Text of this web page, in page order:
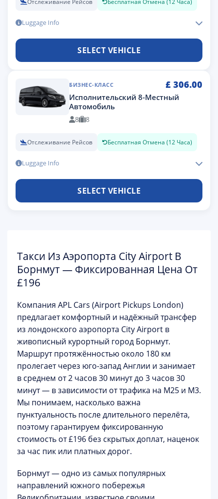
Отслеживание Рейсов Бесплатная Отмена (12 Часа)
Luggage Info
SELECT VEHICLE
БИЗНЕС-КЛАСС £ 306.00
Исполнительский 8-Местный
Автомобиль
8 8
Отслеживание Рейсов Бесплатная Отмена (12 Часа)
Luggage Info
SELECT VEHICLE
Такси Из Аэропорта City Airport В
Борнмут — Фиксированная Цена От
£196
Компания APL Cars (Airport Pickups London)
предлагает комфортный и надёжный трансфер
из лондонского аэропорта City Airport в
живописный курортный город Борнмут.
Маршрут протяжённостью около 180 км
пролегает через юго-запад Англии и занимает
в среднем от 2 часов 30 минут до 3 часов 30
минут — в зависимости от трафика на M25 и M3.
Мы понимаем, насколько важна
пунктуальность после длительного перелёта,
поэтому гарантируем фиксированную
стоимость от £196 без скрытых доплат, наценок
за час пик или платных дорог.
Борнмут — одно из самых популярных
направлений южного побережья